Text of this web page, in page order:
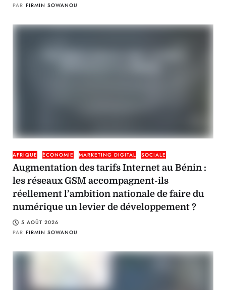
PAR FIRMIN SOWANOU
AFRIQUE ÉCONOMIE MARKETING DIGITAL SOCIALE
Augmentation des tarifs Internet au Bénin :
les réseaux GSM accompagnent-ils
réellement l’ambition nationale de faire du
numérique un levier de développement ?
5 AOÛT 2026
PAR FIRMIN SOWANOU